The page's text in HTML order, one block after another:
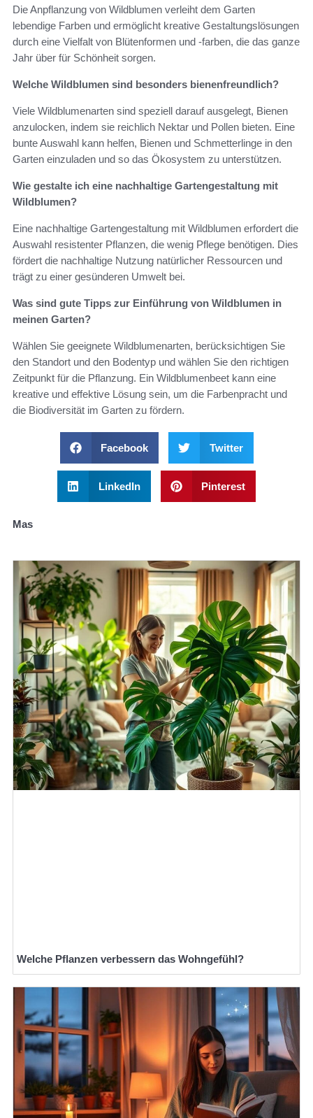
Die Anpflanzung von Wildblumen verleiht dem Garten
lebendige Farben und ermöglicht kreative Gestaltungslösungen
durch eine Vielfalt von Blütenformen und -farben, die das ganze
Jahr über für Schönheit sorgen.
Welche Wildblumen sind besonders bienenfreundlich?
Viele Wildblumenarten sind speziell darauf ausgelegt, Bienen
anzulocken, indem sie reichlich Nektar und Pollen bieten. Eine
bunte Auswahl kann helfen, Bienen und Schmetterlinge in den
Garten einzuladen und so das Ökosystem zu unterstützen.
Wie gestalte ich eine nachhaltige Gartengestaltung mit
Wildblumen?
Eine nachhaltige Gartengestaltung mit Wildblumen erfordert die
Auswahl resistenter Pflanzen, die wenig Pflege benötigen. Dies
fördert die nachhaltige Nutzung natürlicher Ressourcen und
trägt zu einer gesünderen Umwelt bei.
Was sind gute Tipps zur Einführung von Wildblumen in
meinen Garten?
Wählen Sie geeignete Wildblumenarten, berücksichtigen Sie
den Standort und den Bodentyp und wählen Sie den richtigen
Zeitpunkt für die Pflanzung. Ein Wildblumenbeet kann eine
kreative und effektive Lösung sein, um die Farbenpracht und
die Biodiversität im Garten zu fördern.
Facebook Twitter
LinkedIn Pinterest
Mas
Welche Pflanzen verbessern das Wohngefühl?